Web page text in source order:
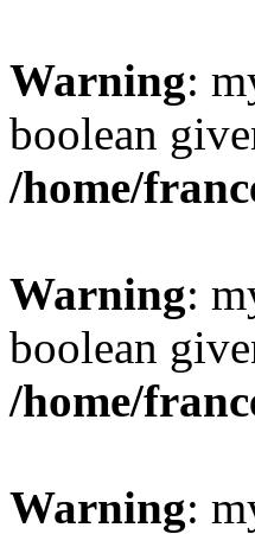
Warning:
boolean
/home/
Warning:
boolean
/home/
Warning: